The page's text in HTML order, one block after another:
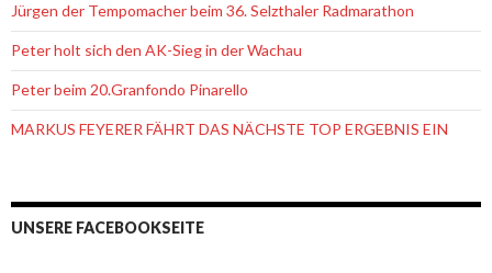
Jürgen der Tempomacher beim 36. Selzthaler Radmarathon
Peter holt sich den AK-Sieg in der Wachau
Peter beim 20.Granfondo Pinarello
MARKUS FEYERER FÄHRT DAS NÄCHSTE TOP ERGEBNIS EIN
UNSERE FACEBOOKSEITE